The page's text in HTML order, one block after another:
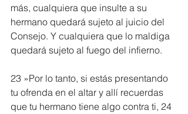
más, cualquiera que insulte a su
hermano quedará sujeto al juicio del
Consejo. Y cualquiera que lo maldiga
quedará sujeto al fuego del infierno.
23 »Por lo tanto, si estás presentando
tu ofrenda en el altar y allí recuerdas
que tu hermano tiene algo contra ti, 24